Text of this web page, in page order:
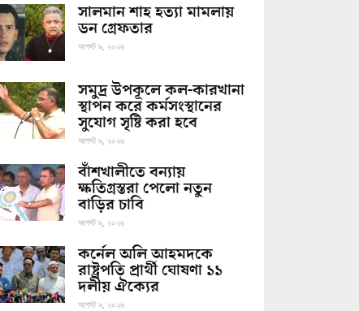
সালমান শাহ হত্যা মামলায়
ডন গ্রেফতার
আগস্ট ৯, ২০২৬
সমুদ্র উপকূলে কল-কারখানা
স্থাপন করে কর্মসংস্থানের
সুযোগ সৃষ্টি করা হবে
আগস্ট ৯, ২০২৬
বাঁশখালীতে বন্যায়
ক্ষতিগ্রস্তরা পেলো নতুন
বাড়ির চাবি
আগস্ট ৯, ২০২৬
কর্নেল অলি আহমদকে
রাষ্ট্রপতি প্রার্থী ঘোষণা ১১
দলীয় ঐক্যের
আগস্ট ৯, ২০২৬